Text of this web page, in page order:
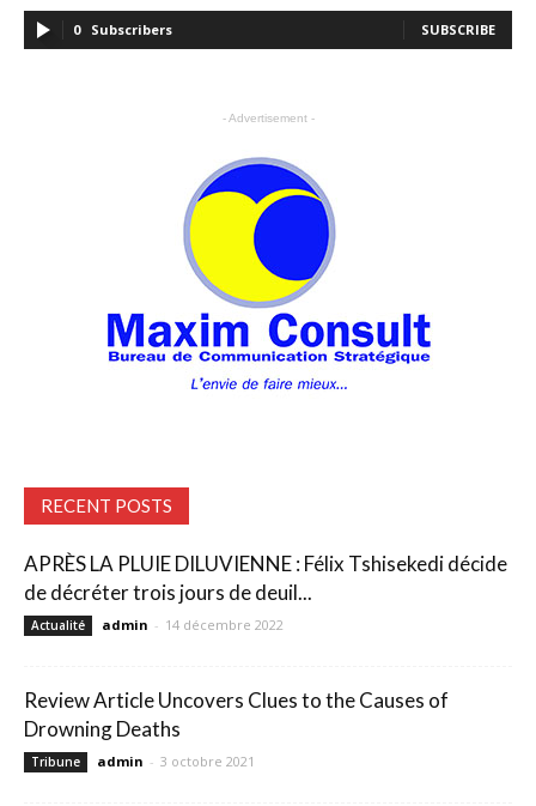
0 Subscribers SUBSCRIBE
- Advertisement -
RECENT POSTS
APRÈS LA PLUIE DILUVIENNE : Félix Tshisekedi décide
de décréter trois jours de deuil...
Actualité admin - 14 décembre 2022
Review Article Uncovers Clues to the Causes of
Drowning Deaths
Tribune admin - 3 octobre 2021